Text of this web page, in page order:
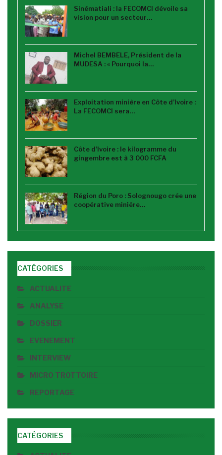
Sinématiali : la FECOMCI dévoile sa
vision pour un secteur…
Michel BEMBELE, Président de la
MUDESA : « Pourquoi la…
Exploitation minière en Côte d’Ivoire :
La FECOMCI sera…
Côte d’Ivoire : le kilogramme du
gingembre est à 3 000 FCFA
Région du Poro : Solognougo crée une
coopérative minière…
CATÉGORIES
ACTUALITE
ANALYSE
DOSSIER
EVENEMENT
INTERVIEW
MICRO TROTTOIRE
REPORTAGE
CATÉGORIES